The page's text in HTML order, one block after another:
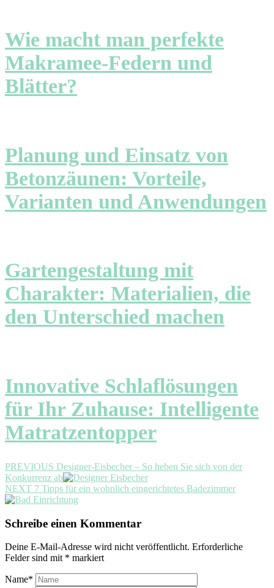
Wie macht man perfekte
Makramee-Federn und
Blätter?
Planung und Einsatz von
Betonzäunen: Vorteile,
Varianten und Anwendungen
Gartengestaltung mit
Charakter: Materialien, die
den Unterschied machen
Innovative Schlaflösungen
für Ihr Zuhause: Intelligente
Matratzentopper
Beitragsnavigation
PREVIOUS Previous
post:
Designer-Eisbecher – So heben Sie sich von der
Konkurrenz ab
NEXT Next
post:
7 Tipps für ein wohnlich eingerichtetes Badezimmer
Schreibe einen Kommentar
Deine E-Mail-Adresse wird nicht veröffentlicht. Erforderliche
Felder sind mit * markiert
Name*